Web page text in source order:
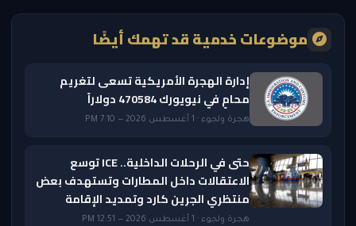
موضوعات خدمية قد تهمك أيضًا
إدارة الهجرة الأمريكية تسعى لتغريم
محامٍ في نيويورك 470584 دولاراً
هجرة ولجوء · 1 أغسطس 2026 — 7:10 PM
حتى في الرحلات الداخلية.. ICE توسع
الاعتقالات داخل المطارات وتستهدف بعض
منتظري الجرين كارد وتمديد الإقامة
هجرة ولجوء · 1 أغسطس 2026 — 12:51 PM